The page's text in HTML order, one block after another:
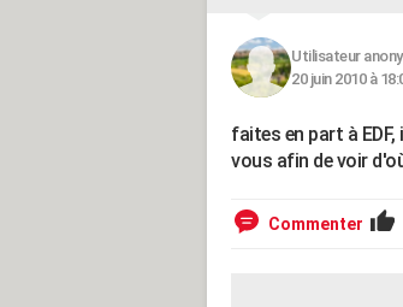
Utilisateur
20 juin 2010 à
faites en part à
vous afin de voir
Commenter